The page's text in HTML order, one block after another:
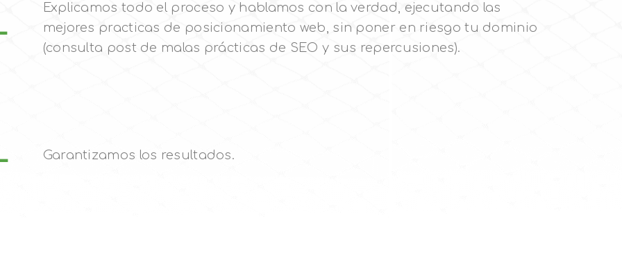
Explicamos todo el proceso y hablamos con la verdad, ejecutando las
mejores practicas de posicionamiento web, sin poner en riesgo tu dominio
(consulta post de malas prácticas de SEO y sus repercusiones).
Garantizamos los resultados.